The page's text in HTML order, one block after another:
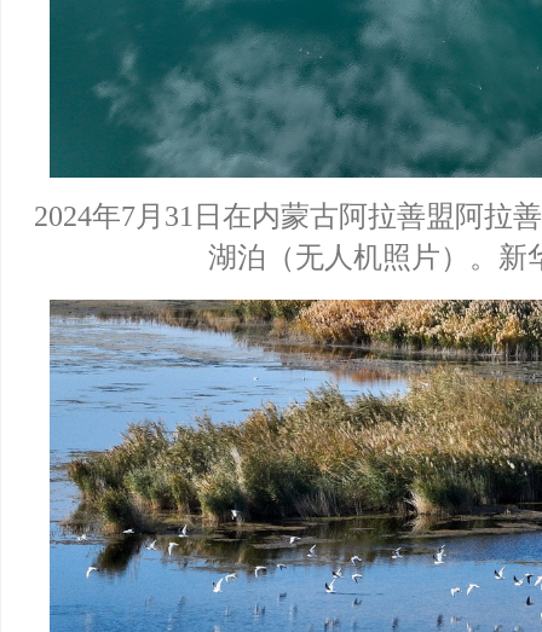
2024年7月31日在内蒙古阿拉善盟阿拉
湖泊（无人机照片）。新